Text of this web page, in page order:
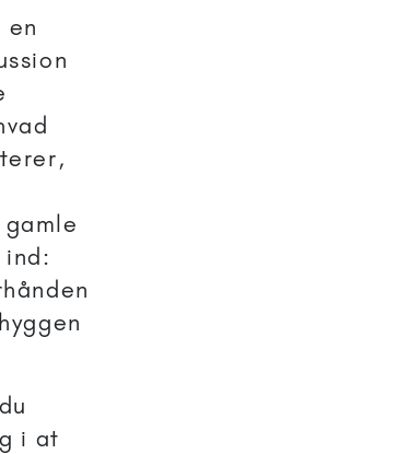
en
i at